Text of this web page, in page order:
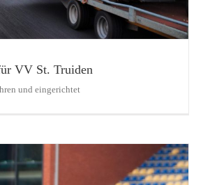
VV St. Truiden
und eingerichtet